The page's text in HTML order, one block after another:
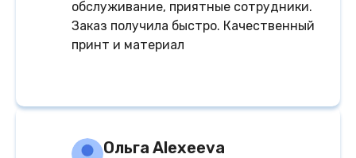
обслуживание, приятные сотрудники.
Заказ получила быстро. Качественный
принт и материал
Ольга Alexeeva